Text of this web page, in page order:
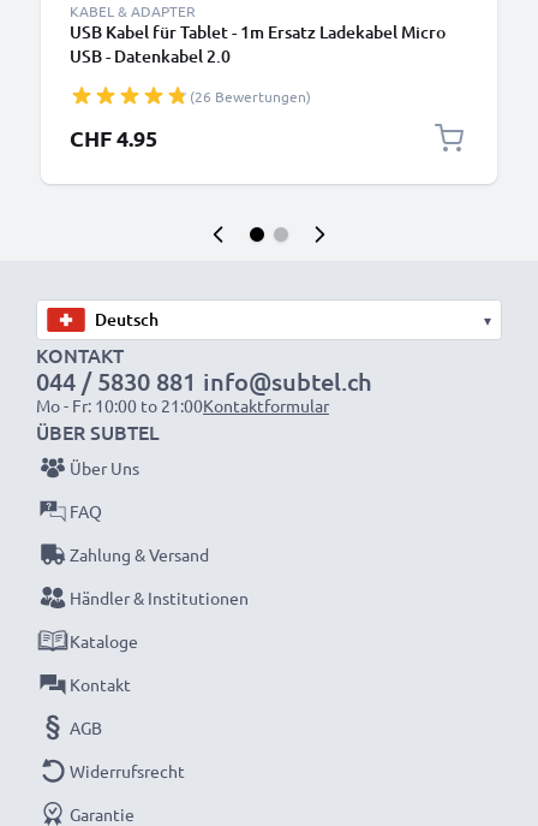
KABEL & ADAPTER
USB Kabel für Tablet - 1m Ersatz Ladekabel Micro
USB - Datenkabel 2.0
(26 Bewertungen)
CHF 4.95
▾
KONTAKT
044 / 5830 881
Mo - Fr: 10:00 to 21:00
info@subtel.ch
Kontaktformular
ÜBER SUBTEL
Über Uns
FAQ
Zahlung & Versand
Händler & Institutionen
Kataloge
Kontakt
AGB
Widerrufsrecht
Garantie